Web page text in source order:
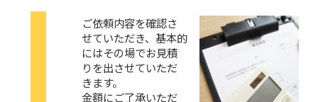
ご依頼内容を確認さ
せていただき、基本的
にはその場でお見積
りを出させていただ
きます。
金額にご了承いただ